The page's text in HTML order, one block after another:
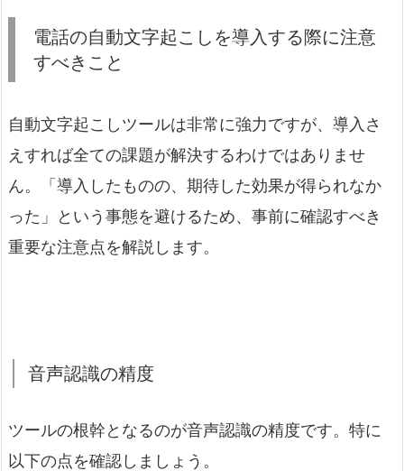
電話の自動文字起こしを導入する際に注意
すべきこと
自動文字起こしツールは非常に強力ですが、導入さ
えすれば全ての課題が解決するわけではありませ
ん。「導入したものの、期待した効果が得られなか
った」という事態を避けるため、事前に確認すべき
重要な注意点を解説します。
音声認識の精度
ツールの根幹となるのが音声認識の精度です。特に
以下の点を確認しましょう。